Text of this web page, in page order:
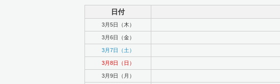
日付
3月5日（木）
3月6日（金）
3月7日（土）
3月8日（日）
3月9日（月）